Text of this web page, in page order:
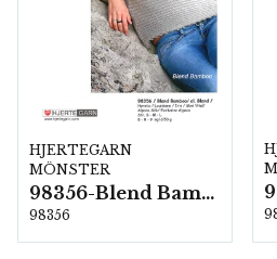
HJERTEGARN
MÖNSTER
98356-Blend Bamboo
98356